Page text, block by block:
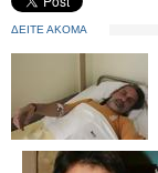
ΔΕΙΤΕ ΑΚΟΜΑ